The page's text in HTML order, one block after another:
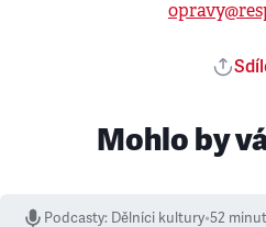
Mohlo by
Podcasty: Dělníci kultury•52 minut